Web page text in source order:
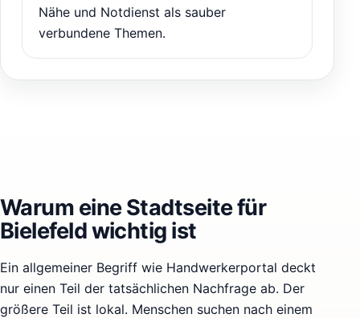
Nähe und Notdienst als sauber
verbundene Themen.
Warum eine Stadtseite für
Bielefeld wichtig ist
Ein allgemeiner Begriff wie Handwerkerportal deckt
nur einen Teil der tatsächlichen Nachfrage ab. Der
größere Teil ist lokal. Menschen suchen nach einem